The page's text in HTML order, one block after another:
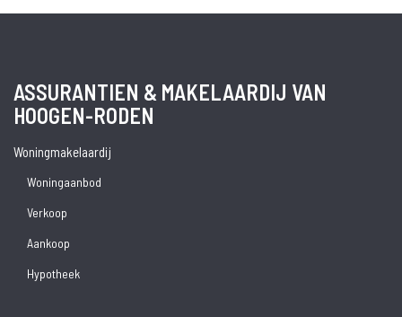
ASSURANTIEN & MAKELAARDIJ­ VAN
HOOGEN-RODEN
Woningmakelaardij
Woningaanbod
Verkoop
Aankoop
Hypotheek